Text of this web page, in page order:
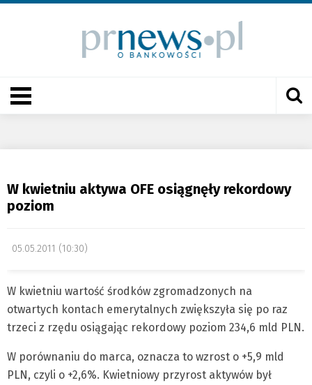
W kwietniu aktywa OFE osiągnęły rekordowy
poziom
05.05.2011 (10:30)
W kwietniu wartość środków zgromadzonych na
otwartych kontach emerytalnych zwiększyła się po raz
trzeci z rzędu osiągając rekordowy poziom 234,6 mld PLN.
W porównaniu do marca, oznacza to wzrost o +5,9 mld
PLN, czyli o +2,6%. Kwietniowy przyrost aktywów był